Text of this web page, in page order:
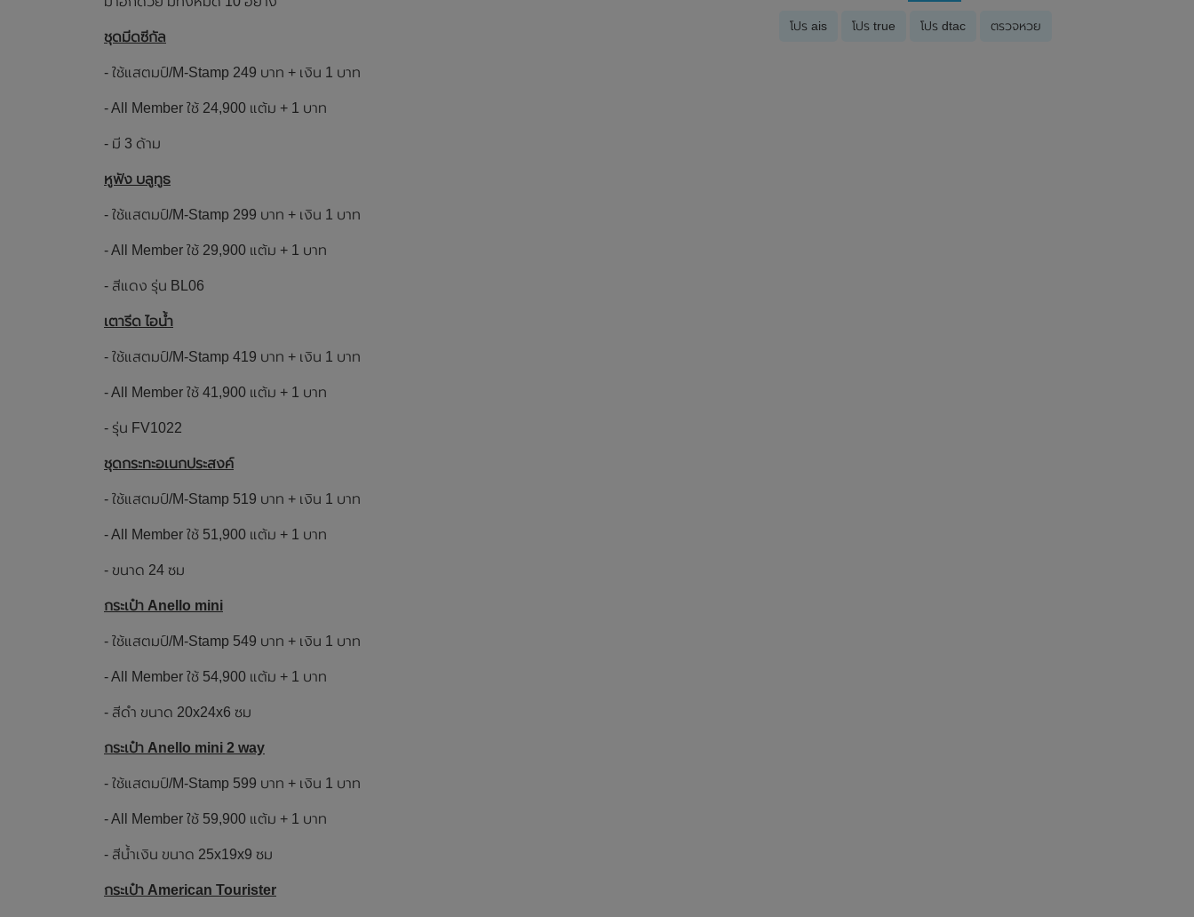
ชุดมีดซีกัล
- ใช้แสตมป์/M-Stamp 249 บาท + เงิน 1 บาท
- All Member ใช้ 24,900 แต้ม + 1 บาท
- มี 3 ด้าม
หูฟัง บลูทูธ
- ใช้แสตมป์/M-Stamp 299 บาท + เงิน 1 บาท
- All Member ใช้ 29,900 แต้ม + 1 บาท
- สีแดง รุ่น BL06
เตารีด ไอน้ำ
- ใช้แสตมป์/M-Stamp 419 บาท + เงิน 1 บาท
- All Member ใช้ 41,900 แต้ม + 1 บาท
- รุ่น FV1022
ชุดกระทะอเนกประสงค์
- ใช้แสตมป์/M-Stamp 519 บาท + เงิน 1 บาท
- All Member ใช้ 51,900 แต้ม + 1 บาท
- ขนาด 24 ซม
กระเป๋า Anello mini
- ใช้แสตมป์/M-Stamp 549 บาท + เงิน 1 บาท
- All Member ใช้ 54,900 แต้ม + 1 บาท
- สีดำ ขนาด 20x24x6 ซม
กระเป๋า Anello mini 2 way
- ใช้แสตมป์/M-Stamp 599 บาท + เงิน 1 บาท
- All Member ใช้ 59,900 แต้ม + 1 บาท
- สีน้ำเงิน ขนาด 25x19x9 ซม
กระเป๋า American Tourister
โปร ais โปร true โปร dtac ตรวจหวย